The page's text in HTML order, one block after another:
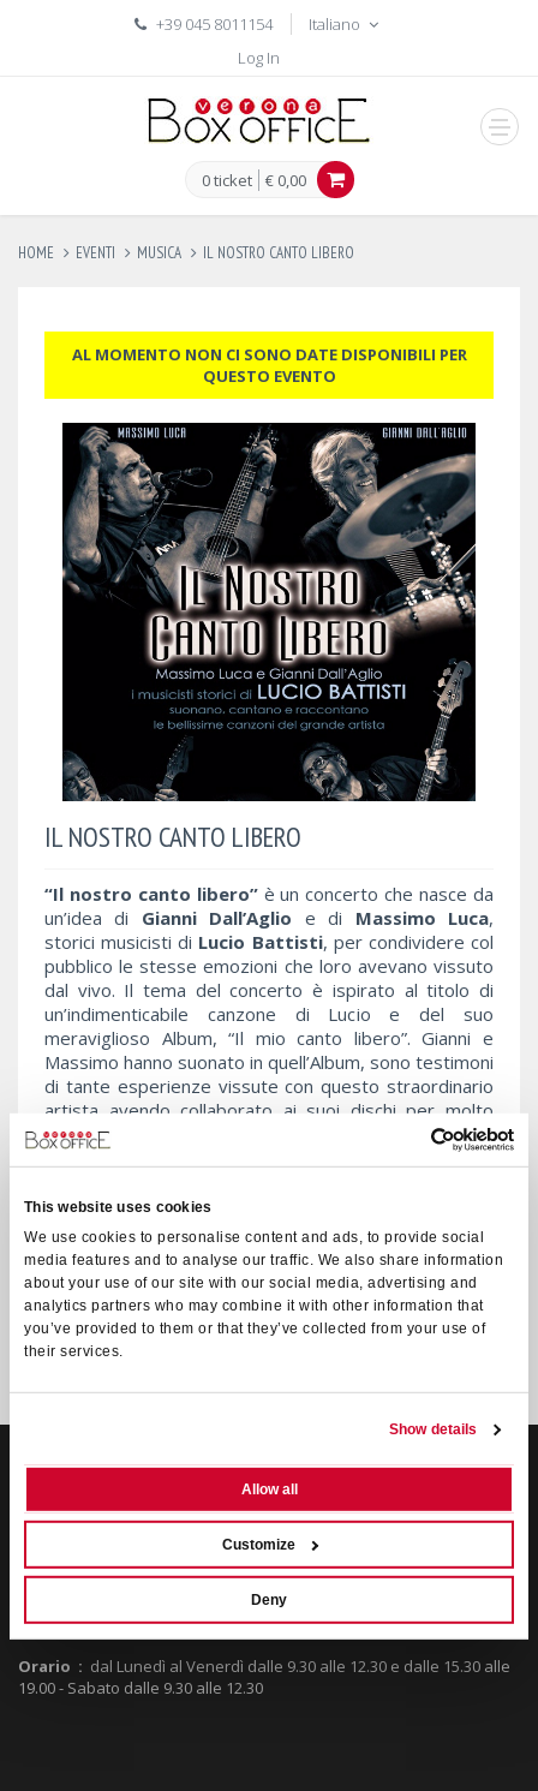
This website uses cookies
We use cookies to personalise content and ads, to provide social
media features and to analyse our traffic. We also share information
about your use of our site with our social media, advertising and
analytics partners who may combine it with other information that
you’ve provided to them or that they’ve collected from your use of
their services.
Show details
Allow all
Customize
Deny
+39 045 8011154
Italiano
Log In
0 ticket € 0,00
HOME EVENTI MUSICA IL NOSTRO CANTO LIBERO
AL MOMENTO NON CI SONO DATE DISPONIBILI PER
QUESTO EVENTO
IL NOSTRO CANTO LIBERO
“Il nostro canto libero”è un concerto che nasce da
un’idea di Gianni Dall’Aglio e di Massimo Luca,
storici musicisti di Lucio Battisti, per condividere col
pubblico le stesse emozioni che loro avevano vissuto
dal vivo. Il tema del concerto è ispirato al titolo di
un’indimenticabile canzone di Lucio e del suo
meraviglioso Album, “Il mio canto libero”. Gianni e
Massimo hanno suonato in quell’Album, sono testimoni
di tante esperienze vissute con questo straordinario
artista avendo collaborato ai suoi dischi per molto
tempo. Insieme a Gianni Dall’Aglio alla batteria e a
Massimo Luca alla chitarra questa band si avvale della
Perinialle tastiere e
voce,Johnny Pozzial Piano e tastiere e Pino
Montalbanoalla chitarra elettrica.
I brani eseguiti nel concerto vanno da “E penso a te” a
“La collina dei ciliegi”, da “I giardini di marzo” a “Il mio
canto libero”.
Verona nasce nel 1992 dall’unione di 3 soci che dopo sei
anni di esperienza nell’ambito dell’organizzazione di spettacoli dal
vivo decidono di incanalare le loro professionalità per porre le basi
di una società di servizi integrati dibiglietteria
principale agenzia del Venetonel suo settore.
Orario : dal Lunedì al Venerdì dalle 9.30 alle 12.30 e dalle 15.30 alle
19.00 - Sabato dalle 9.30 alle 12.30